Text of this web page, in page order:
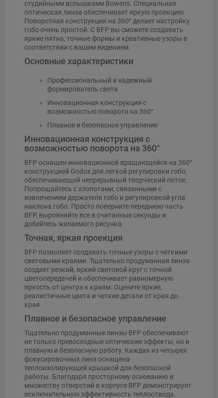
студийными вспышками Bowens. Специальная
оптическая линза обеспечивает яркую проекцию.
Поворотная конструкция на 360° делает настройку
гобо очень простой. С BFP вы сможете создавать
яркие пятна, точные формы и креативные узоры в
соответствии с вашим видением.
Основные характеристики
Профессиональный и надежный
формирователь света
Инновационная конструкция с
возможностью поворота на 360°
Плавное и безопасное управление
Инновационная конструкция с
возможностью поворота на 360°
BFP оснащен инновационной вращающейся на 360°
конструкцией Godox для легкой регулировки гобо,
обеспечивающей непрерывный творческий поток.
Попрощайтесь с хлопотами, связанными с
извлечением держателя гобо и регулировкой угла
наклона гобо. Просто поверните переднюю часть
BFP, выровняйте все в считанные секунды и
добейтесь желаемого рисунка.
Точная, яркая проекция
BFP позволяет создавать точные узоры с четкими
световыми краями. Тщательно продуманная линза
создает резкий, яркий световой круг с точной
цветопередачей и обеспечивает равномерную
яркость от центра к краям. Оцените яркие,
реалистичные цвета и четкие детали от края до
края.
Плавное и безопасное управление
Тщательно продуманные линзы BFP обеспечивают
не только превосходные оптические эффекты, но и
плавную и безопасную работу. Каждая из четырех
фокусировочных линз оснащена
теплоизолирующей крышкой для безопасной
работы. Благодаря просторному основанию и
множеству отверстий в корпусе BFP демонстрирует
исключительную эффективность теплоотвода.